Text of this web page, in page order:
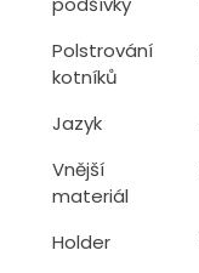
Polstrování
kotníků
Jazyk
Vnější
materiál
Holder